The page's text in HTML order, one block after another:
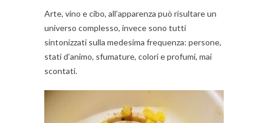
Arte, vino e cibo, all’apparenza può risultare un
universo complesso, invece sono tutti
sintonizzati sulla medesima frequenza: persone,
stati d’animo, sfumature, colori e profumi, mai
scontati.